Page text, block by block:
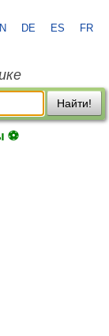
DE ES FR
Найти!
⚽